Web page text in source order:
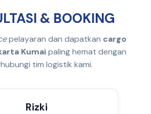
& BOOKING
pelayaran dan dapatkan cargo
Kumaipaling hemat dengan
tim logistik kami.
Rizki